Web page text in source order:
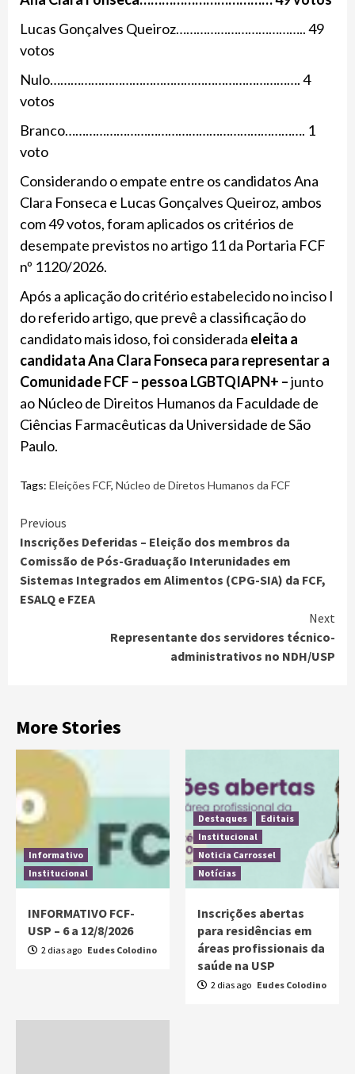
Lucas Gonçalves Queiroz……………………………….. 49
votos
Nulo………………………………………………………………. 4
votos
Branco……………………………………………………………. 1
voto
Considerando o empate entre os candidatos Ana
Clara Fonseca e Lucas Gonçalves Queiroz, ambos
com 49 votos, foram aplicados os critérios de
desempate previstos no artigo 11 da Portaria FCF
nº 1120/2026.
Após a aplicação do critério estabelecido no inciso I
do referido artigo, que prevê a classificação do
candidato mais idoso, foi considerada eleita a
candidata Ana Clara Fonseca para representar a
Comunidade FCF – pessoa LGBTQIAPN+ –junto
ao Núcleo de Direitos Humanos da Faculdade de
Ciências Farmacêuticas da Universidade de São
Paulo.
Tags: Eleições FCF, Núcleo de Diretos Humanos da FCF
Previous
Inscrições Deferidas – Eleição dos membros da
Comissão de Pós-Graduação Interunidades em
Sistemas Integrados em Alimentos (CPG-SIA) da FCF,
ESALQ e FZEA
Next
Representante dos servidores técnico-
administrativos no NDH/USP
More Stories
Informativo
Institucional
INFORMATIVO FCF-
USP – 6 a 12/8/2026
2 dias ago Eudes Colodino
Destaques
Editais
Institucional
Noticia Carrossel
Notícias
Inscrições abertas
para residências em
áreas profissionais da
saúde na USP
2 dias ago Eudes Colodino